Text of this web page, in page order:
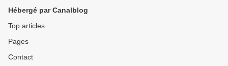
Hébergé par Canalblog
Top articles
Pages
Contact